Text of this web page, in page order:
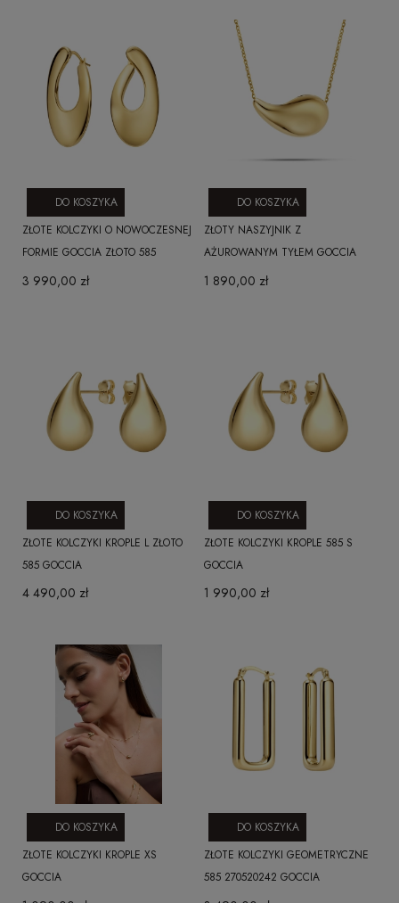
ZŁOTE KOLCZYKI O NOWOCZESNEJ
FORMIE GOCCIA ZŁOTO 585
3 990,00 zł
DO KOSZYKA
ZŁOTY NASZYJNIK Z
AŻUROWANYM TYŁEM GOCCIA
1 890,00 zł
DO KOSZYKA
ZŁOTE KOLCZYKI KROPLE L ZŁOTO
585 GOCCIA
4 490,00 zł
DO KOSZYKA
ZŁOTE KOLCZYKI KROPLE 585 S
GOCCIA
1 990,00 zł
DO KOSZYKA
ZŁOTE KOLCZYKI KROPLE XS
GOCCIA
DO KOSZYKA
ZŁOTE KOLCZYKI GEOMETRYCZNE
585 270520242 GOCCIA
DO KOSZYKA